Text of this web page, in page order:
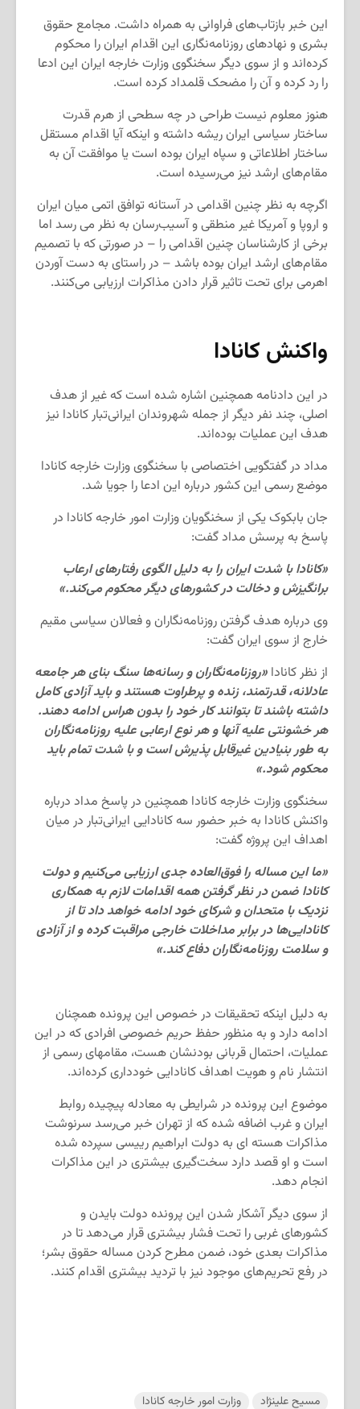
این خبر بازتاب‌های فراوانی به همراه داشت. مجامع حقوق
بشری و نهادهای روزنامه‌نگاری این اقدام ایران را محکوم
کرده‌اند و از سوی دیگر سخنگوی وزارت خارجه ایران این ادعا
را رد کرده و آن را مضحک قلمداد کرده است.
هنوز معلوم نیست طراحی در چه سطحی از هرم قدرت
ساختار سیاسی ایران ریشه داشته و اینکه آیا اقدام مستقل
ساختار اطلاعاتی و سپاه ایران بوده است یا موافقت آن به
مقام‌های ارشد نیز می‌رسیده است.
اگرچه به نظر چنین اقدامی در آستانه توافق اتمی میان ایران
و اروپا و آمریکا غیر منطقی و آسیب‌رسان به نظر می رسد اما
برخی از کارشناسان چنین اقدامی را – در صورتی که با تصمیم
مقام‌های ارشد ایران بوده باشد – در راستای به دست آوردن
اهرمی برای تحت تاثیر قرار دادن مذاکرات ارزیابی می‌کنند.
واکنش کانادا
در این دادنامه همچنین اشاره شده است که غیر از هدف
اصلی، چند نفر دیگر از جمله شهروندان ایرانی‌تبار کانادا نیز
هدف این عملیات بوده‌اند.
مداد در گفتگویی اختصاصی با سخنگوی وزارت خارجه کانادا
موضع رسمی این کشور درباره این ادعا را جویا شد.
جان بابکوک یکی از سخنگویان وزارت امور خارجه کانادا در
پاسخ به پرسش مداد گفت:
«کانادا با شدت ایران را به دلیل الگوی رفتارهای ارعاب
برانگیزش و دخالت در کشورهای دیگر محکوم می‌کند.»
وی درباره هدف گرفتن روزنامه‌نگاران و فعالان سیاسی مقیم
خارج از سوی ایران گفت:
از نظر کانادا «روزنامه‌نگاران و رسانه‌ها سنگ بنای هر جامعه
عادلانه، قدرتمند، زنده و پرطراوت هستند و باید آزادی کامل
داشته باشند تا بتوانند کار خود را بدون هراس ادامه دهند.
هر خشونتی علیه آنها و هر نوع ارعابی علیه روزنامه‌نگاران
به طور بنیادین غیرقابل پذیرش است و با شدت تمام باید
محکوم شود.»
سخنگوی وزارت خارجه کانادا همچنین در پاسخ مداد درباره
واکنش کانادا به خبر حضور سه کانادایی ایرانی‌تبار در میان
اهداف این پروژه گفت:
«ما این مساله را فوق‌العاده جدی ارزیابی می‌کنیم و دولت
کانادا ضمن در نظر گرفتن همه اقدامات لازم به همکاری
نزدیک با متحدان و شرکای خود ادامه خواهد داد تا از
کانادایی‌ها در برابر مداخلات خارجی مراقبت کرده و از آزادی
و سلامت روزنامه‌نگاران دفاع کند.»
به دلیل اینکه تحقیقات در خصوص این پرونده همچنان
ادامه دارد و به منظور حفظ حریم خصوصی افرادی که در این
عملیات، احتمال قربانی بودنشان هست، مقامهای رسمی از
انتشار نام و هویت اهداف کانادایی خودداری کرده‌‌اند.
موضوع این پرونده در شرایطی به معادله پیچیده روابط
ایران و غرب اضافه شده که از تهران خبر می‌رسد سرنوشت
مذاکرات هسته ای به دولت ابراهیم رییسی سپرده شده
است و او قصد دارد سخت‌گیری بیشتری در این مذاکرات
انجام دهد.
از سوی دیگر آشکار شدن این پرونده دولت بایدن و
کشورهای غربی را تحت فشار بیشتری قرار می‌دهد تا در
مذاکرات بعدی خود، ضمن مطرح کردن مساله حقوق بشر؛
در رفع تحریم‌های موجود نیز با تردید بیشتری اقدام کنند.
مسیح علینژاد وزارت امور خارجه کانادا